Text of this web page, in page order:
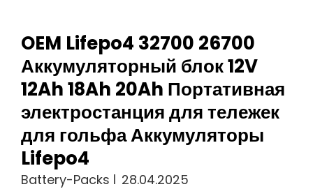
Аккумуляторная
Батарея
OEM Lifepo4 32700 26700
Аккумуляторный блок 12V
12Ah 18Ah 20Ah Портативная
электростанция для тележек
для гольфа Аккумуляторы
Lifepo4
Battery-Packs 28.04.2025